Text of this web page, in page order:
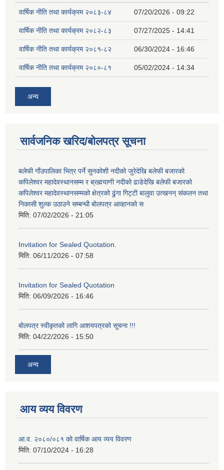
वार्षिक नीति तथा कार्यक्रम २०८३-८४ 07/20/2026 - 09:22
वार्षिक नीति तथा कार्यक्रम २०८२-८३ 07/27/2025 - 14:41
वार्षिक नीति तथा कार्यक्रम २०८१-८२ 06/30/2024 - 16:46
वार्षिक नीति तथा कार्यक्रम २०८०-८१ 05/02/2024 - 14:34
अन्य
सार्वजनिक खरिद/बोलपत्र सूचना
बलेफी गाँउपालिका भित्र पर्ने सुनकोशी नदीको जुरेदेखि बलेफी बजारको
कपिलेश्वर महादेवस्थानसम्म र ब्रह्मयाणी नदीको ढाडेदेखि बलेफी बजारको
कपिलेश्वर महादेवस्थानसम्मको क्षेत्रको ढुंगा गिट्टी बालुवा उत्खनन् संकलन तथा
निकासी शुल्क उठाउने सम्बन्धी बोलपत्र आव्हानको स
मिति: 07/02/2026 - 21:05
Invitation for Sealed Quotation.
मिति: 06/11/2026 - 07:58
Invitation for Sealed Quotation
मिति: 06/09/2026 - 16:46
बोलपत्र स्वीकृतको लागि आशयपत्रको सूचना !!!
मिति: 04/22/2026 - 15:50
अन्य
आय व्यय विवरण
आ.व. २०८०/०८१ को वार्षिक आय व्यय विवरण
मिति: 07/10/2024 - 16:28